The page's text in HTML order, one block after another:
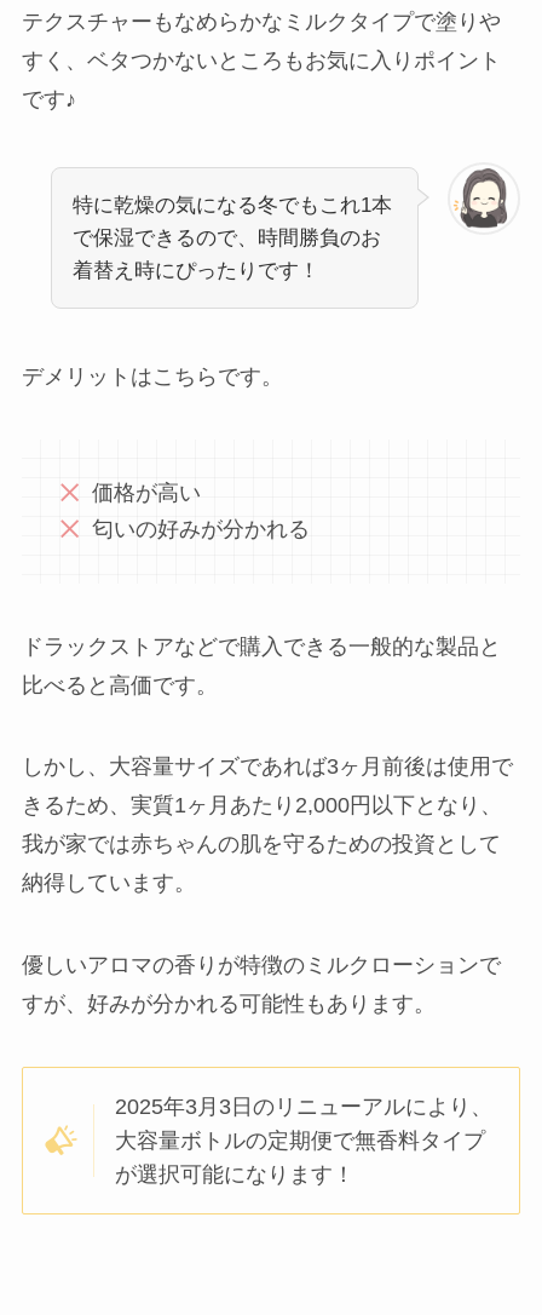
テクスチャーもなめらかなミルクタイプで塗りや
すく、ベタつかないところもお気に入りポイント
です♪
特に乾燥の気になる冬でもこれ1本
で保湿できるので、時間勝負のお
着替え時にぴったりです！
デメリットはこちらです。
価格が高い
匂いの好みが分かれる
ドラックストアなどで購入できる一般的な製品と
比べると高価です。
しかし、大容量サイズであれば3ヶ月前後は使用で
きるため、実質1ヶ月あたり2,000円以下となり、
我が家では赤ちゃんの肌を守るための投資として
納得しています。
優しいアロマの香りが特徴のミルクローションで
すが、好みが分かれる可能性もあります。
2025年3月3日のリニューアルにより、
大容量ボトルの定期便で無香料タイプ
が選択可能になります！